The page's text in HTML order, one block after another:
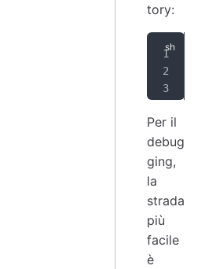
tory:
Per il
debug
ging,
la
strada
più
facile
è